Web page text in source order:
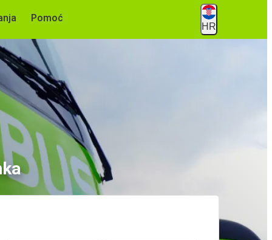
Pomoć
HR